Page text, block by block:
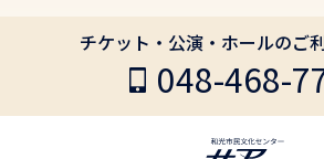
チケット・公演・ホールのご
048-468-